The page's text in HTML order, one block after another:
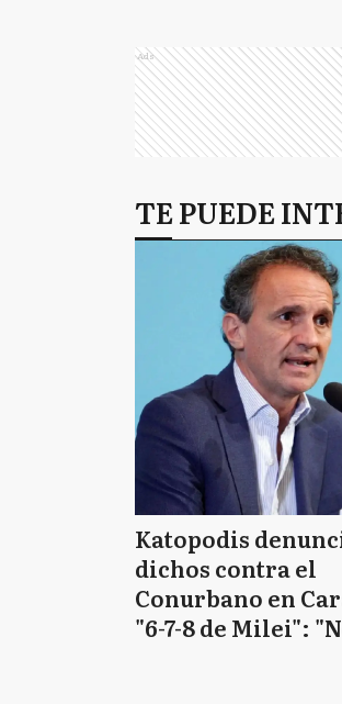
Ads
TE PUEDE
Katopodis
dichos contra el
Conurbano en
"6-7-8 de Milei":